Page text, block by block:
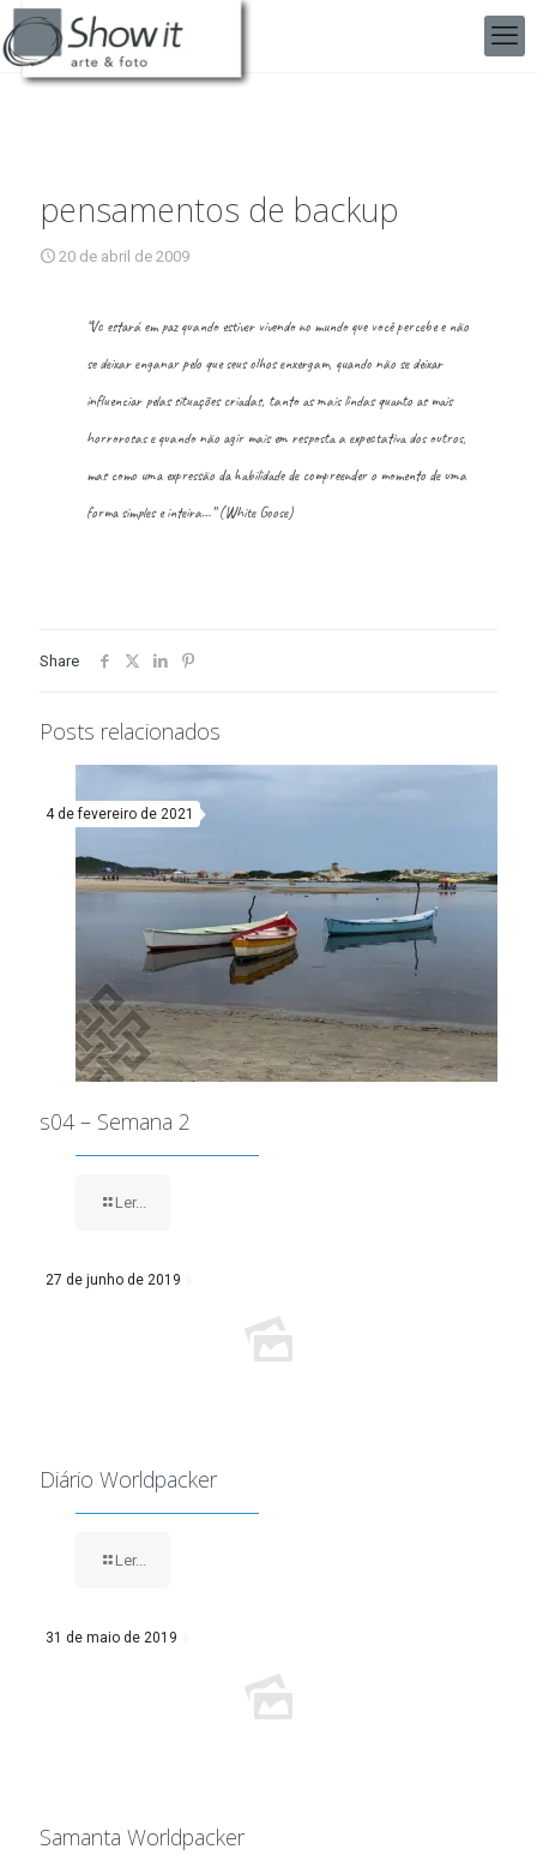
pensamentos de backup
20 de abril de 2009
“Vc estará em paz quando estiver vivendo no mundo que você percebe e não
se deixar enganar pelo que seus olhos enxergam, quando não se deixar
influenciar pelas situações criadas, tanto as mais lindas quanto as mais
horrorosas e quando não agir mais em resposta a expectativa dos outros,
mas como uma expressão da habilidade de compreender o momento de uma
forma simples e inteira…” (White Goose)
Share
Posts relacionados
4 de fevereiro de 2021
s04 – Semana 2
Ler...
27 de junho de 2019
Diário Worldpacker
Ler...
31 de maio de 2019
Samanta Worldpacker